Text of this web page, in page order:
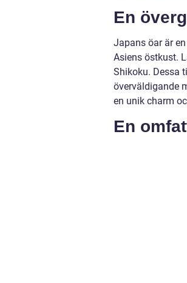
En
Japans öar är
Asiens östkust.
Shikoku. Dessa
överväldigande
en unik charm
En